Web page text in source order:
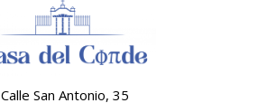
Calle San Antonio, 35